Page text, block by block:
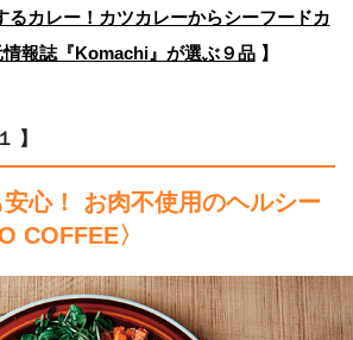
るカレー！カツカレーからシーフードカ
報誌『Komachi』が選ぶ９品】
】
心！ お肉不使用のヘルシー
COFFEE〉